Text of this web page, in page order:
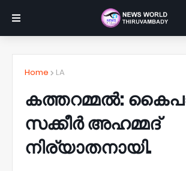
Home LA
കത്തറമ്മൽ:
സക്കീർ അഹമ്മദ്
നിര്യാതനായി.